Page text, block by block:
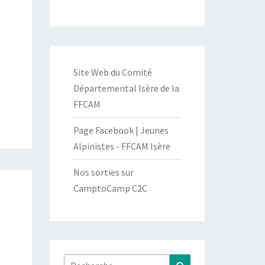
Site Web du Comité
Départemental Isère de la
FFCAM
Page Facebook | Jeunes
Alpinistes - FFCAM Isère
Nos sorties sur
CamptoCamp C2C
Rechercher :